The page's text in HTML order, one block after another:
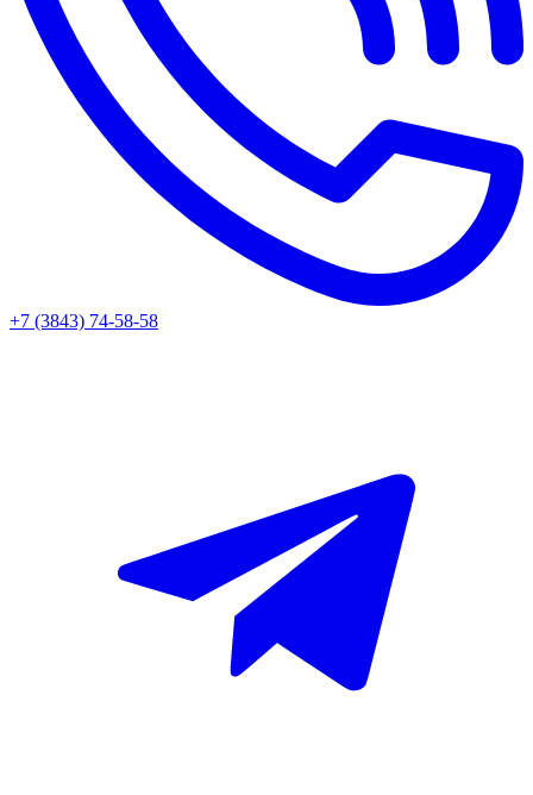
+7 (3843) 74-58-58